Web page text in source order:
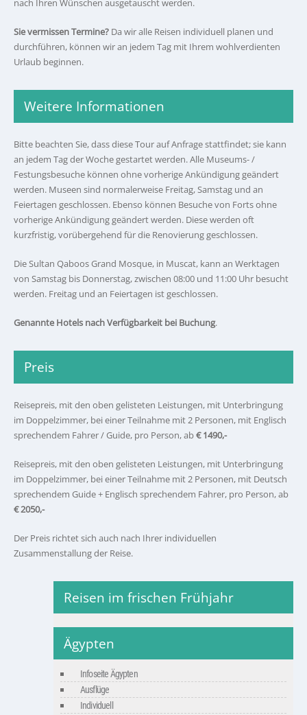
nach Ihren Wünschen ausgetauscht werden.
Sie vermissen Termine? Da wir alle Reisen individuell planen und
durchführen, können wir an jedem Tag mit Ihrem wohlverdienten
Urlaub beginnen.
Weitere Informationen
Bitte beachten Sie, dass diese Tour auf Anfrage stattfindet; sie kann
an jedem Tag der Woche gestartet werden. Alle Museums- /
Festungsbesuche können ohne vorherige Ankündigung geändert
werden. Museen sind normalerweise Freitag, Samstag und an
Feiertagen geschlossen. Ebenso können Besuche von Forts ohne
vorherige Ankündigung geändert werden. Diese werden oft
kurzfristig, vorübergehend für die Renovierung geschlossen.
Die Sultan Qaboos Grand Mosque, in Muscat, kann an Werktagen
von Samstag bis Donnerstag, zwischen 08:00 und 11:00 Uhr besucht
werden. Freitag und an Feiertagen ist geschlossen.
Genannte Hotels nach Verfügbarkeit bei Buchung.
Preis
Reisepreis, mit den oben gelisteten Leistungen, mit Unterbringung
im Doppelzimmer, bei einer Teilnahme mit 2 Personen, mit Englisch
sprechendem Fahrer / Guide, pro Person, ab€ 1490,-
Reisepreis, mit den oben gelisteten Leistungen, mit Unterbringung
im Doppelzimmer, bei einer Teilnahme mit 2 Personen, mit Deutsch
sprechendem Guide + Englisch sprechendem Fahrer, pro Person, ab
€ 2050,-
Der Preis richtet sich auch nach Ihrer individuellen
Zusammenstallung der Reise.
Reisen im frischen Frühjahr
Ägypten
Infoseite Ägypten
Ausflüge
Individuell